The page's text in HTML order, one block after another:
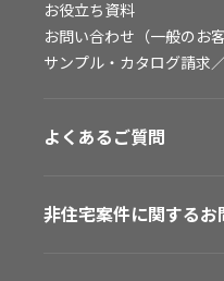
お役立ち資料
お問い合わせ（一般のお客
サンプル・カタログ請求
よくあるご質問
非住宅案件に関するお